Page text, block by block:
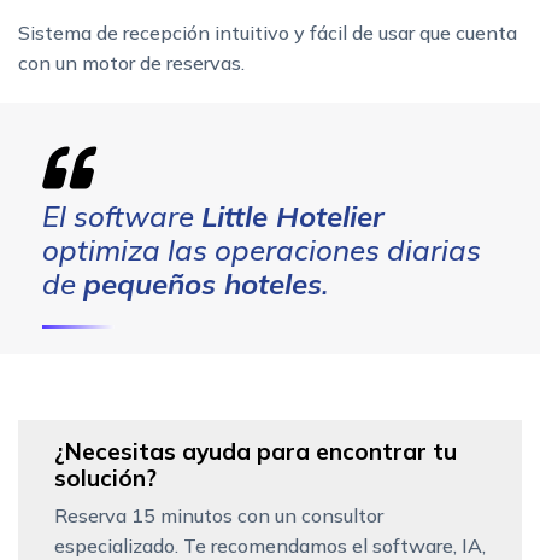
Sistema de recepción intuitivo y fácil de usar que cuenta
con un motor de reservas.
El software Little Hotelier
optimiza las operaciones diarias
de pequeños hoteles.
¿Necesitas ayuda para encontrar tu
solución?
Reserva 15 minutos con un consultor
especializado. Te recomendamos el software, IA,